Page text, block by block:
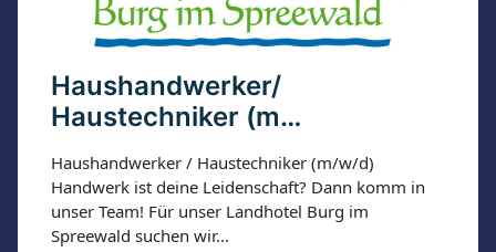
Haushandwerker/
Haustechniker (m…
Haushandwerker / Haustechniker (m/w/d)
Handwerk ist deine Leidenschaft? Dann komm in
unser Team! Für unser Landhotel Burg im
Spreewald suchen wir...